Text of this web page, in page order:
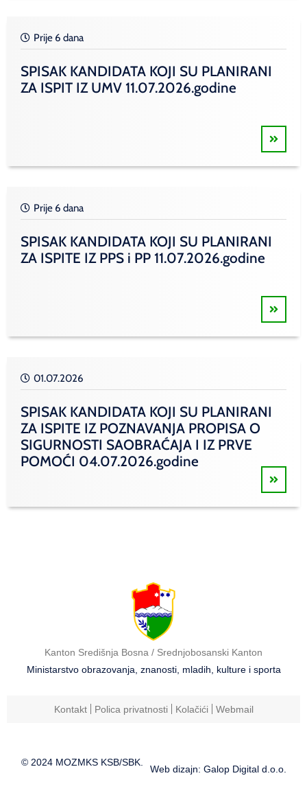
Prije 6 dana
SPISAK KANDIDATA KOJI SU PLANIRANI
ZA ISPIT IZ UMV 11.07.2026.godine
Prije 6 dana
SPISAK KANDIDATA KOJI SU PLANIRANI
ZA ISPITE IZ PPS i PP 11.07.2026.godine
01.07.2026
SPISAK KANDIDATA KOJI SU PLANIRANI
ZA ISPITE IZ POZNAVANJA PROPISA O
SIGURNOSTI SAOBRAĆAJA I IZ PRVE
POMOĆI 04.07.2026.godine
Kanton Središnja Bosna / Srednjobosanski Kanton
Ministarstvo obrazovanja, znanosti, mladih, kulture i sporta
Kontakt Polica privatnosti Kolačići Webmail
© 2024 MOZMKS KSB/SBK.
Web dizajn: Galop Digital d.o.o.